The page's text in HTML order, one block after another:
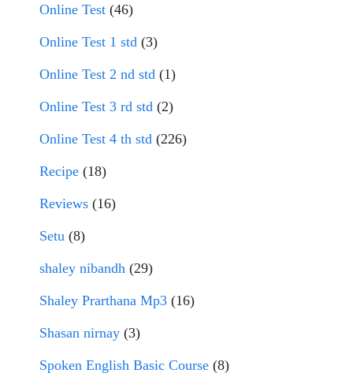
Online Test (46)
Online Test 1 std (3)
Online Test 2 nd std (1)
Online Test 3 rd std (2)
Online Test 4 th std (226)
Recipe (18)
Reviews (16)
Setu (8)
shaley nibandh (29)
Shaley Prarthana Mp3 (16)
Shasan nirnay (3)
Spoken English Basic Course (8)